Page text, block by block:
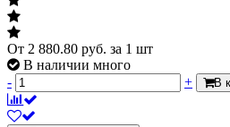
От 2 880.80 руб. за 1 шт
В наличии много
-
+ В